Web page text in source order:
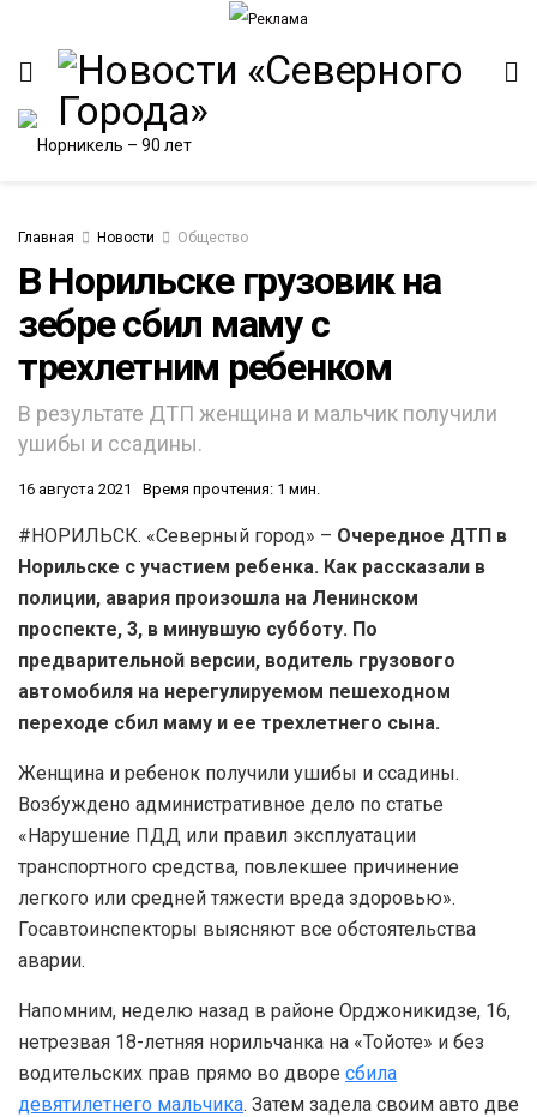
Главная Новости Общество
В Норильске грузовик на
зебре сбил маму с
трехлетним ребенком
В результате ДТП женщина и мальчик получили
ушибы и ссадины.
16 августа 2021 Время прочтения: 1 мин.
#НОРИЛЬСК. «Северный город» – Очередное ДТП в
Норильске с участием ребенка. Как рассказали в
полиции, авария произошла на Ленинском
проспекте, 3, в минувшую субботу. По
предварительной версии, водитель грузового
автомобиля на нерегулируемом пешеходном
переходе сбил маму и ее трехлетнего сына.
Женщина и ребенок получили ушибы и ссадины.
Возбуждено административное дело по статье
«Нарушение ПДД или правил эксплуатации
транспортного средства, повлекшее причинение
легкого или средней тяжести вреда здоровью».
Госавтоинспекторы выясняют все обстоятельства
аварии.
Напомним, неделю назад в районе Орджоникидзе, 16,
нетрезвая 18-летняя норильчанка на «Тойоте» и без
водительских прав прямо во дворе сбила
девятилетнего мальчика. Затем задела своим авто две